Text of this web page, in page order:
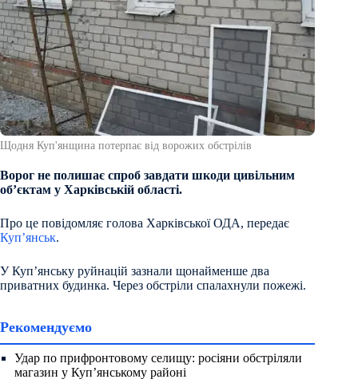
Щодня Куп'янщина потерпає від ворожих обстрілів
Ворог не полишає спроб завдати шкоди цивільним
об’єктам у Харківській області.
Про це повідомляє голова Харківської ОДА, передає
Куп’янськ.
У Куп’янську руйнацій зазнали щонайменше два
приватних будинка. Через обстріли спалахнули пожежі.
Рекомендуємо
Удар по прифронтовому селищу: росіяни обстріляли
магазин у Куп’янському районі